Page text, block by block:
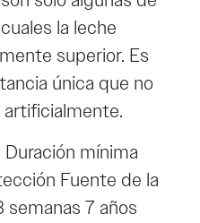
la leche
superior. Es
única que no
mínima
Fuente de la
semanas 7 años